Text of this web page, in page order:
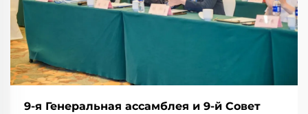
9-я Генеральная ассамблея и 9-й Совет